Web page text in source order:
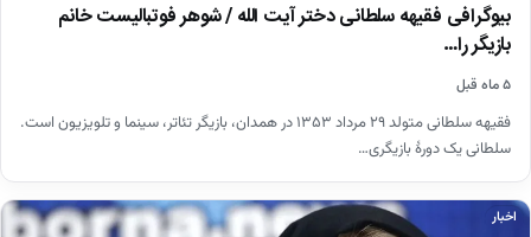
بیوگرافی فقیهه سلطانی دختر آیت الله / شوهر فوتبالیست خانم
بازیگر را…
۵ ماه قبل
فقیهه سلطانی متولد ۲۹ مرداد ۱۳۵۳ در همدان، بازیگر تئاتر، سینما و تلویزیون است.
سلطانی یک دورهٔ بازیگری…
اخبار